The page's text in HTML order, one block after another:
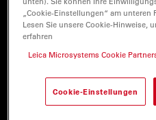
„Cookie-Einstellungen“ am unteren
Lesen Sie unsere Cookie-Hinweise,
erfahren
Leica Microsystems Cookie
Cookie-Einstellungen